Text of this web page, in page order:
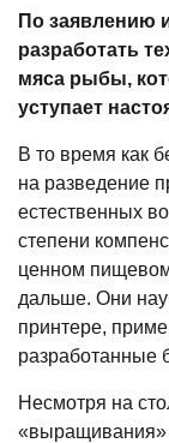
По заявлению
разработать
мяса рыбы,
уступает
В то время как
на разведение
естественных
степени
ценном
дальше. Они
принтере,
разработанные
Несмотря на
«выращивания»